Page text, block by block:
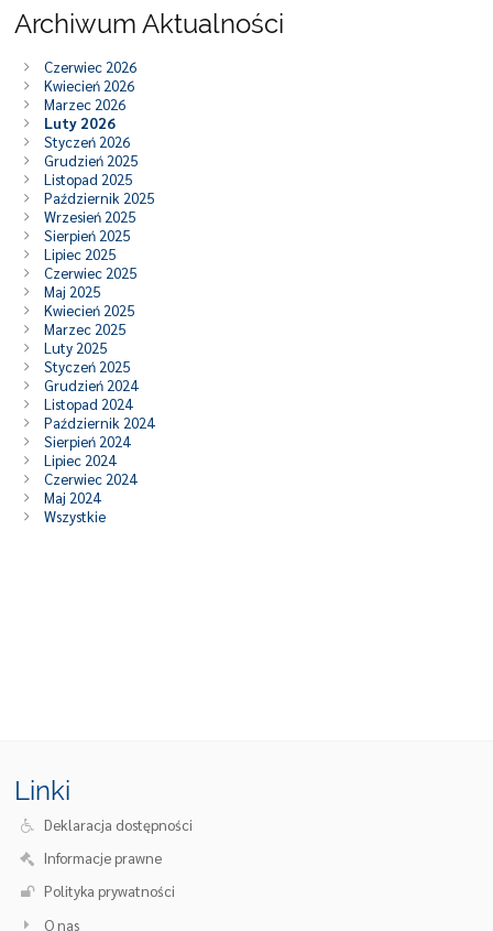
Archiwum Aktualności
Czerwiec 2026
Kwiecień 2026
Marzec 2026
Luty 2026
Styczeń 2026
Grudzień 2025
Listopad 2025
Październik 2025
Wrzesień 2025
Sierpień 2025
Lipiec 2025
Czerwiec 2025
Maj 2025
Kwiecień 2025
Marzec 2025
Luty 2025
Styczeń 2025
Grudzień 2024
Listopad 2024
Październik 2024
Sierpień 2024
Lipiec 2024
Czerwiec 2024
Maj 2024
Wszystkie
Linki
Deklaracja dostępności
Informacje prawne
Polityka prywatności
O nas